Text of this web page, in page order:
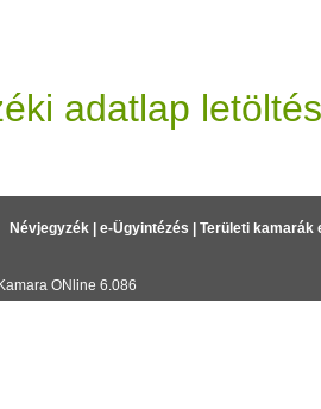
adatlap
Névjegyzék| e-Ügyintézés Területi kamarák
ONline 6.086